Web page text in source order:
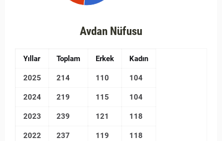
Avdan Nüfusu
Yıllar Toplam Erkek Kadın
2025 214 110 104
2024 219 115 104
2023 239 121 118
2022 237 119 118